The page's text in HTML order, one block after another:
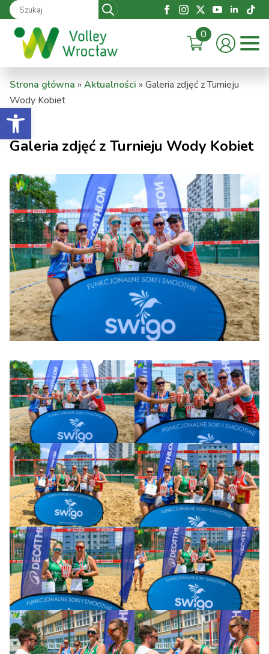
Otwórz pasek narzędzi
Search
for:
0
Strona główna » Aktualności » Galeria zdjęć z Turnieju
Wody Kobiet
Galeria zdjęć z Turnieju Wody Kobiet